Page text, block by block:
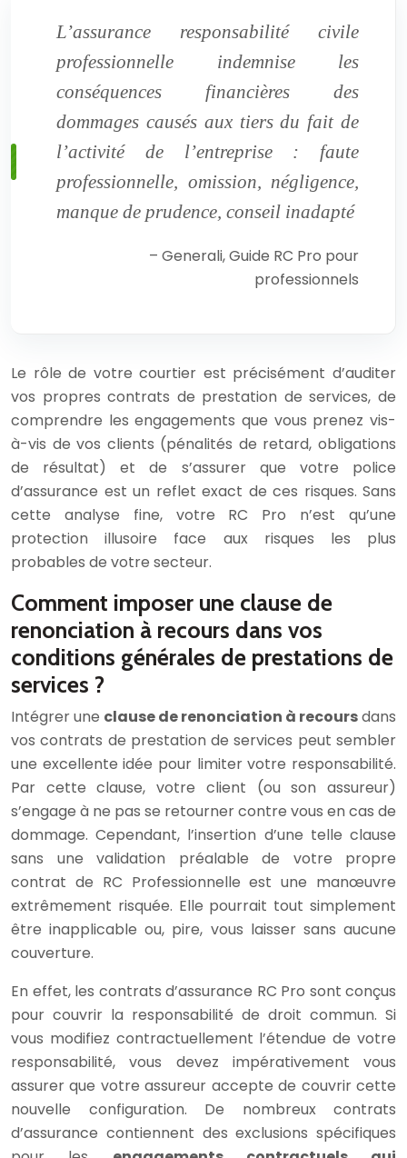
L’assurance responsabilité civile
professionnelle indemnise les
conséquences financières des
dommages causés aux tiers du fait de
l’activité de l’entreprise : faute
professionnelle, omission, négligence,
manque de prudence, conseil inadapté
– Generali, Guide RC Pro pour
professionnels
Le rôle de votre courtier est précisément d’auditer
vos propres contrats de prestation de services, de
comprendre les engagements que vous prenez vis-
à-vis de vos clients (pénalités de retard, obligations
de résultat) et de s’assurer que votre police
d’assurance est un reflet exact de ces risques. Sans
cette analyse fine, votre RC Pro n’est qu’une
protection illusoire face aux risques les plus
probables de votre secteur.
Comment imposer une clause de
renonciation à recours dans vos
conditions générales de prestations de
services ?
Intégrer une clause de renonciation à recoursdans
vos contrats de prestation de services peut sembler
une excellente idée pour limiter votre responsabilité.
Par cette clause, votre client (ou son assureur)
s’engage à ne pas se retourner contre vous en cas de
dommage. Cependant, l’insertion d’une telle clause
sans une validation préalable de votre propre
contrat de RC Professionnelle est une manœuvre
extrêmement risquée. Elle pourrait tout simplement
être inapplicable ou, pire, vous laisser sans aucune
couverture.
En effet, les contrats d’assurance RC Pro sont conçus
pour couvrir la responsabilité de droit commun. Si
vous modifiez contractuellement l’étendue de votre
responsabilité, vous devez impérativement vous
assurer que votre assureur accepte de couvrir cette
nouvelle configuration. De nombreux contrats
d’assurance contiennent des exclusions spécifiques